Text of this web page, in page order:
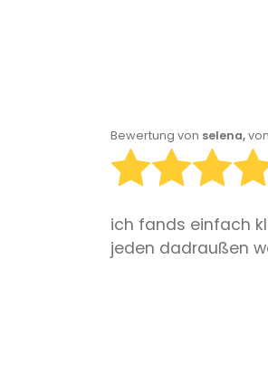
Bewertung von selena,
ich fands einfach
jeden dadraußen